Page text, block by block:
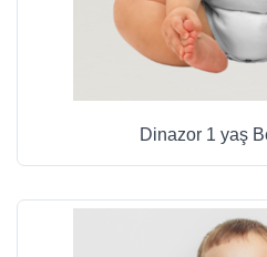
Dinazor 1 yaş